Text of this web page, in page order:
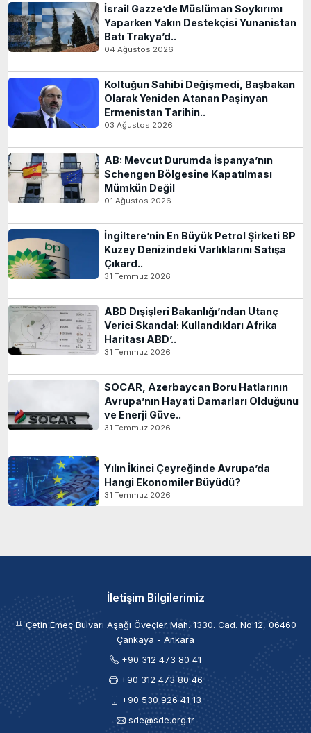
İsrail Gazze’de Müslüman Soykırımı
Yaparken Yakın Destekçisi Yunanistan
Batı Trakya’d..
04 Ağustos 2026
Koltuğun Sahibi Değişmedi, Başbakan
Olarak Yeniden Atanan Paşinyan
Ermenistan Tarihin..
03 Ağustos 2026
AB: Mevcut Durumda İspanya’nın
Schengen Bölgesine Kapatılması
Mümkün Değil
01 Ağustos 2026
İngiltere’nin En Büyük Petrol Şirketi BP
Kuzey Denizindeki Varlıklarını Satışa
Çıkard..
31 Temmuz 2026
ABD Dışişleri Bakanlığı’ndan Utanç
Verici Skandal: Kullandıkları Afrika
Haritası ABD’..
31 Temmuz 2026
SOCAR, Azerbaycan Boru Hatlarının
Avrupa’nın Hayati Damarları Olduğunu
ve Enerji Güve..
31 Temmuz 2026
Yılın İkinci Çeyreğinde Avrupa’da
Hangi Ekonomiler Büyüdü?
31 Temmuz 2026
İletişim Bilgilerimiz
Çetin Emeç Bulvarı Aşağı Öveçler Mah. 1330. Cad. No:12, 06460
Çankaya - Ankara
+90 312 473 80 41
+90 312 473 80 46
+90 530 926 41 13
sde@sde.org.tr